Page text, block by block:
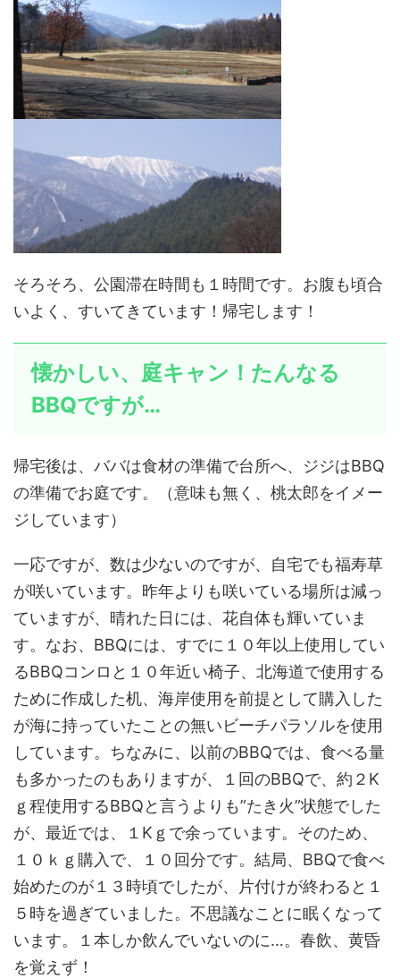
そろそろ、公園滞在時間も１時間です。お腹も頃合
いよく、すいてきています！帰宅します！
懐かしい、庭キャン！たんなる
BBQですが…
帰宅後は、ババは食材の準備で台所へ、ジジはBBQ
の準備でお庭です。（意味も無く、桃太郎をイメー
ジしています）
一応ですが、数は少ないのですが、自宅でも福寿草
が咲いています。昨年よりも咲いている場所は減っ
ていますが、晴れた日には、花自体も輝いていま
す。なお、BBQには、すでに１０年以上使用してい
るBBQコンロと１０年近い椅子、北海道で使用する
ために作成した机、海岸使用を前提として購入した
が海に持っていたことの無いビーチパラソルを使用
しています。ちなみに、以前のBBQでは、食べる量
も多かったのもありますが、１回のBBQで、約２K
ｇ程使用するBBQと言うよりも”たき火”状態でした
が、最近では、１Kｇで余っています。そのため、
１０ｋｇ購入で、１０回分です。結局、BBQで食べ
始めたのが１３時頃でしたが、片付けが終わると１
５時を過ぎていました。不思議なことに眠くなって
います。１本しか飲んでいないのに…。春飲、黄昏
を覚えず！